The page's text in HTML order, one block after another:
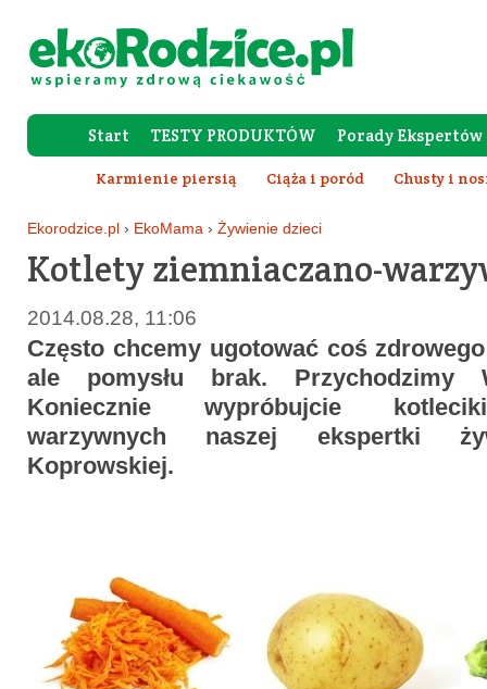
Start TESTY PRODUKTÓW Porady Ekspertów
Forum
Karmienie piersią Ciąża i poród Chusty i
Ekorodzice.pl › EkoMama › Żywienie dzieci
Kotlety ziemniaczano-
2014.08.28, 11:06
Często chcemy ugotować coś
ale pomysłu brak. Przychodzimy
Koniecznie wypróbujcie
warzywnych naszej ekspertki
Koprowskiej.